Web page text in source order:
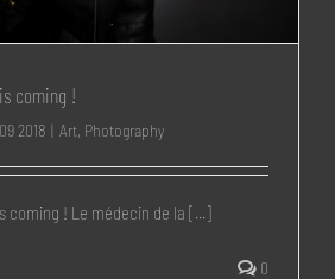
coming !
2018 | Art, Photography
coming ! Le médecin de la [...]
0